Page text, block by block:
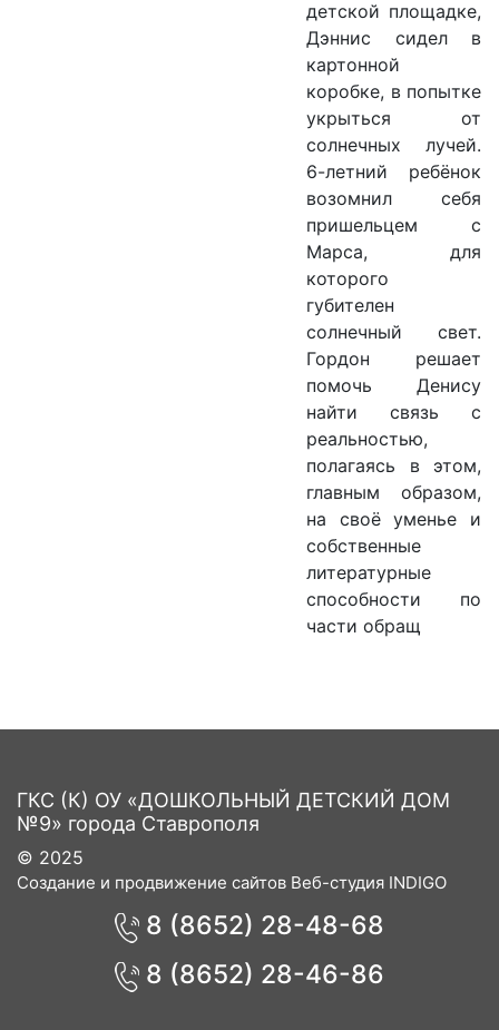
детской площадке,
Дэннис сидел в
картонной
коробке, в попытке
укрыться от
солнечных лучей.
6-летний ребёнок
возомнил себя
пришельцем с
Марса, для
которого
губителен
солнечный свет.
Гордон решает
помочь Денису
найти связь с
реальностью,
полагаясь в этом,
главным образом,
на своё уменье и
собственные
литературные
способности по
части обращ
ГКС (К) ОУ «ДОШКОЛЬНЫЙ ДЕТСКИЙ ДОМ
№9» города Ставрополя
© 2025
Создание и продвижение сайтов Веб-студия INDIGO
8 (8652) 28-48-68
8 (8652) 28-46-86